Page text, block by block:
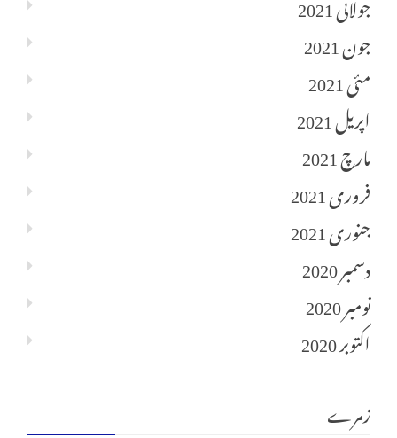
جون 2021
مئی 2021
اپریل 2021
مارچ 2021
فروری 2021
جنوری 2021
دسمبر 2020
نومبر 2020
اکتوبر 2020
زمرے